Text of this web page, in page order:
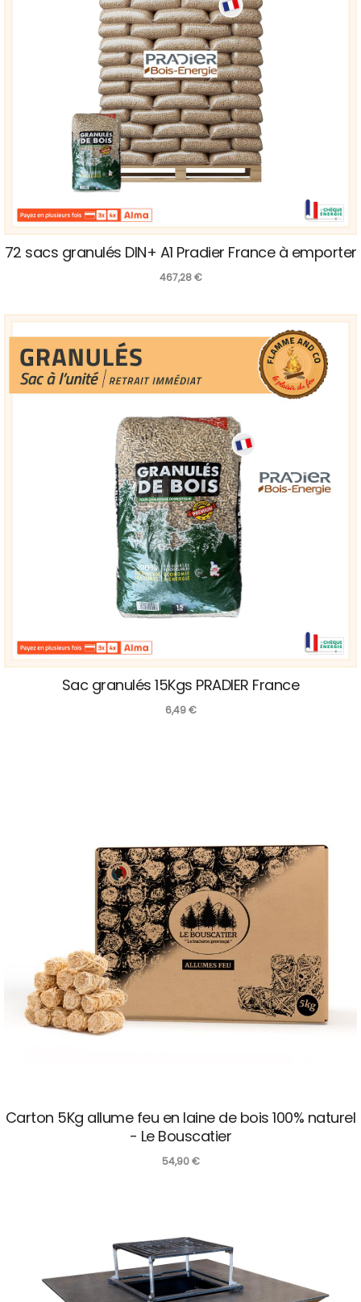
72 sacs granulés DIN+ A1 Pradier France à emporter
467,28€
Sac granulés 15Kgs PRADIER France
6,49€
Carton 5Kg allume feu en laine de bois 100% naturel
- Le Bouscatier
54,90€